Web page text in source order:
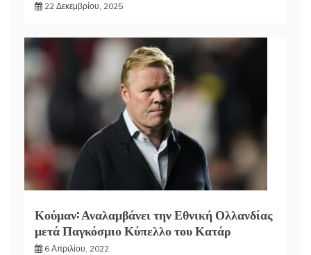
22 Δεκεμβρίου, 2025
Κούμαν: Αναλαμβάνει την Εθνική Ολλανδίας
μετά Παγκόσμιο Κύπελλο του Κατάρ
6 Απριλίου, 2022